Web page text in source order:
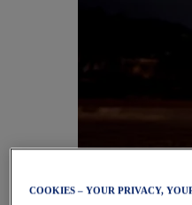
COOKIES – YOUR PRIVACY,